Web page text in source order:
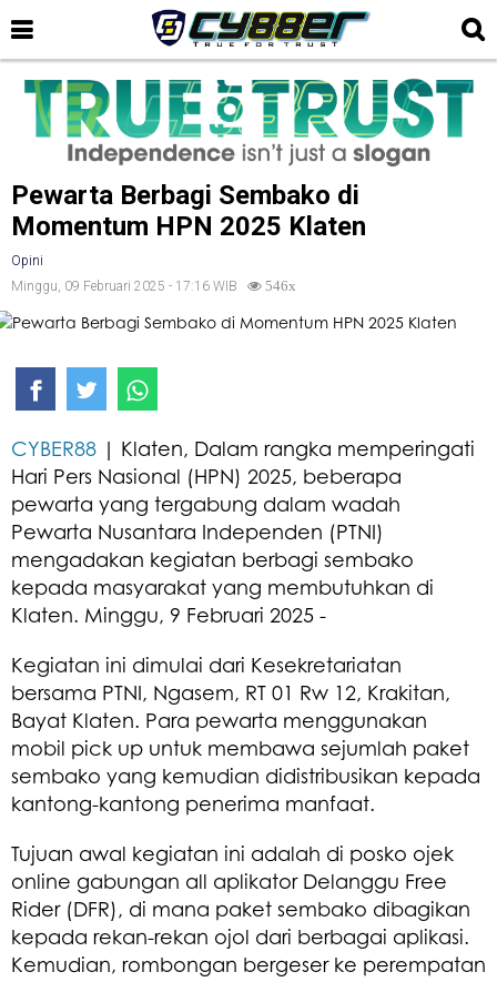
Pewarta Berbagi Sembako di
Momentum HPN 2025 Klaten
Opini
Minggu, 09 Februari 2025 - 17:16 WIB
546x
CYBER88 | Klaten, Dalam rangka memperingati
Hari Pers Nasional (HPN) 2025, beberapa
pewarta yang tergabung dalam wadah
Pewarta Nusantara Independen (PTNI)
mengadakan kegiatan berbagi sembako
kepada masyarakat yang membutuhkan di
Klaten. Minggu, 9 Februari 2025 -
Kegiatan ini dimulai dari Kesekretariatan
bersama PTNI, Ngasem, RT 01 Rw 12, Krakitan,
Bayat Klaten. Para pewarta menggunakan
mobil pick up untuk membawa sejumlah paket
sembako yang kemudian didistribusikan kepada
kantong-kantong penerima manfaat.
Tujuan awal kegiatan ini adalah di posko ojek
online gabungan all aplikator Delanggu Free
Rider (DFR), di mana paket sembako dibagikan
kepada rekan-rekan ojol dari berbagai aplikasi.
Kemudian, rombongan bergeser ke perempatan